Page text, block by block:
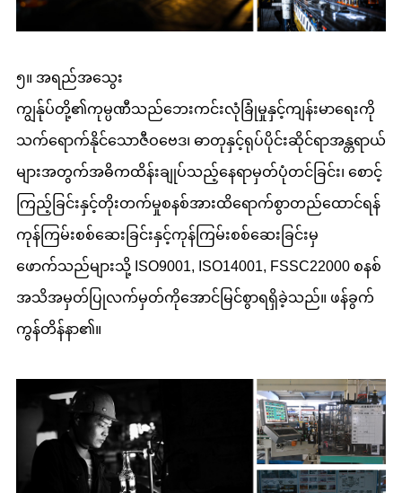
၅။ အရည်အသွေး
ကျွန်ုပ်တို့၏ကုမ္ပဏီသည်ဘေးကင်းလုံခြုံမှုနှင့်ကျန်းမာရေးကို
သက်ရောက်နိုင်သောဇီဝဗေဒ၊ ဓာတုနှင့်ရုပ်ပိုင်းဆိုင်ရာအန္တရာယ်
များအတွက်အဓိကထိန်းချုပ်သည့်နေရာမှတ်ပုံတင်ခြင်း၊ စောင့်
ကြည့်ခြင်းနှင့်တိုးတက်မှုစနစ်အားထိရောက်စွာတည်ထောင်ရန်
ကုန်ကြမ်းစစ်ဆေးခြင်းနှင့်ကုန်ကြမ်းစစ်ဆေးခြင်းမှ
ဖောက်သည်များသို့ ISO9001, ISO14001, FSSC22000 စနစ်
အသိအမှတ်ပြုလက်မှတ်ကိုအောင်မြင်စွာရရှိခဲ့သည်။ ဖန်ခွက်
ကွန်တိန်နာ၏။